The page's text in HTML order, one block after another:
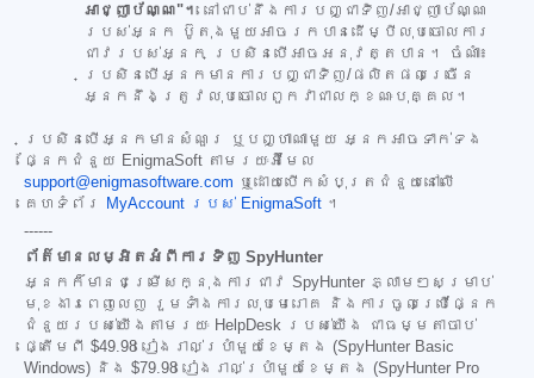
អាជ្ញាប័ណ្ណ"។ នៅជាប់នឹងការបញ្ជាទិញ/អាជ្ញាប័ណ្ណ
របស់អ្នក ប៊ូតុងមួយអាចរកបានដើម្បីលុបចោលការ
ជាវរបស់អ្នក ប្រសិនបើអាចអនុវត្តបាន។ ចំណាំ៖
ប្រសិនបើអ្នកមានការបញ្ជាទិញ/ផលិតផលច្រើន
អ្នកនឹងត្រូវលុបចោលពួកវាជាលក្ខណៈបុគ្គល។
ប្រសិនបើអ្នកមានសំណួរ ឬបញ្ហាណាមួយ អ្នកអាចទាក់ទង
ផ្នែកជំនួយ EnigmaSoft តាមរយៈអ៊ីមែល
support@enigmasoftware.com ឬដោយបើកសំបុត្រជំនួយនៅលើ
គេហទំព័រ
MyAccount របស់ EnigmaSoft ។
------
ព័ត៌មានលម្អិតអំពីការទិញ SpyHunter
អ្នកក៏មានជម្រើសក្នុងការជាវ SpyHunter ភ្លាមៗសម្រាប់
មុខងារពេញលេញ រួមទាំងការលុបមេរោគ និងការចូលប្រើផ្នែក
ជំនួយរបស់យើងតាមរយៈ HelpDesk របស់យើង ជាធម្មតាចាប់
ផ្តើមពី $49.98 រៀងរាល់ប្រាំមួយខែម្តង (SpyHunter Basic
Windows) និង $79.98 រៀងរាល់ប្រាំមួយខែម្តង (SpyHunter Pro